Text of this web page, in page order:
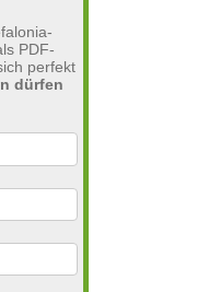
PDF-
perfekt
dürfen